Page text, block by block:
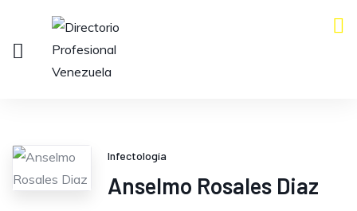
Infectología
Anselmo Rosales Diaz